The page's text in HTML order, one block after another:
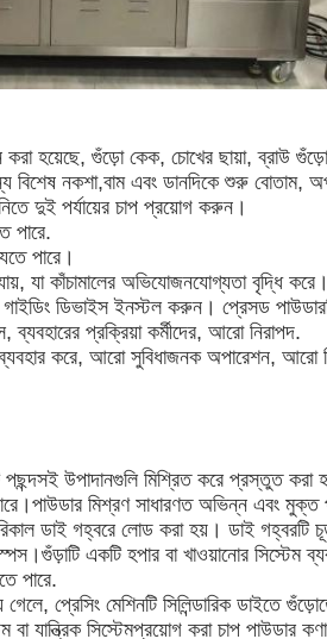
হয়েছে, গুঁড়ো কেক, চোখের ছায়া, ব্রাউ
বিশেষ নকশা,বাম এবং ডানদিকে শুরু
নিতে দুই পর্যায়ের চাপ প্রয়োগ করুন।
পারে.
পারে।
যা কাঁচামালের অভিযোজনযোগ্যতা বৃদ্ধি করে।
গাইডিং ডিভাইস ইনস্টল করুন। প্রেসড
প্রক্রিয়া কর্মীদের, আরো নিরাপদ.
করে, আরো সুবিধাজনক অপারেশন, আরো
পছন্দসই উপাদানগুলি মিশ্রিত করে প্রস্তুত
মিশ্রণ সাধারণত অভিন্ন এবং মুক্ত
ডাই গহ্বরে লোড করা হয়। ডাই
একটি হপার বা খাওয়ানোর সিস্টেম
পারে.
প্রেসিং মেশিনটি সিলিন্ডারিক ডাইতে
বা যান্ত্রিক সিস্টেমপ্রয়োগ করা চাপ